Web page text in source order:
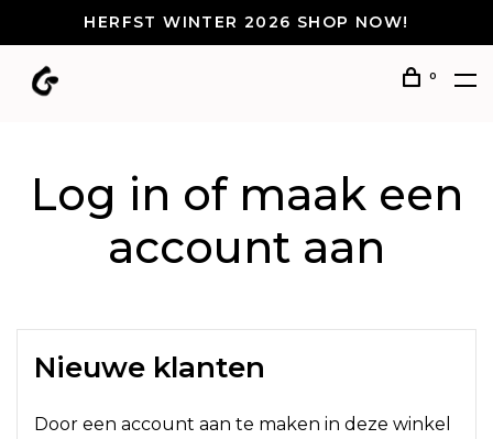
HERFST WINTER 2026 SHOP NOW!
0
Log in of maak een
account aan
Nieuwe klanten
Door een account aan te maken in deze winkel